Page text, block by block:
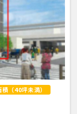
積（40坪未満）